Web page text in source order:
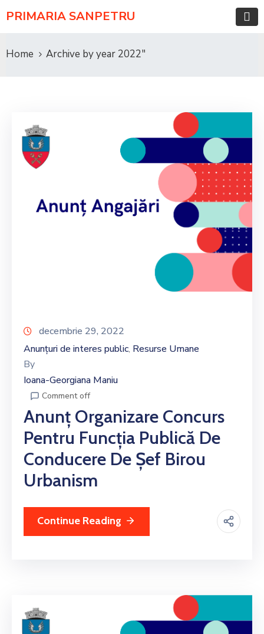
PRIMARIA SANPETRU
Home Archive by year 2022"
decembrie 29, 2022
Anunțuri de interes public‚ Resurse Umane
By
Ioana-Georgiana Maniu
Comment off
Anunț Organizare Concurs
Pentru Funcția Publică De
Conducere De Șef Birou
Urbanism
Continue Reading